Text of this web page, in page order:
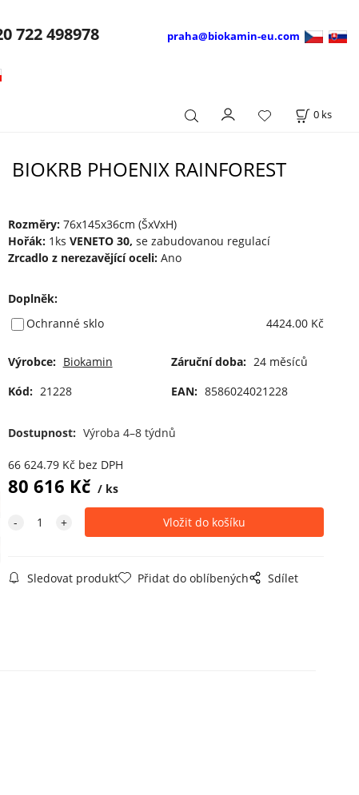
722 498978 praha@biokamin-eu.com
0 ks
BIOKRB PHOENIX RAINFOREST
Rozměry:76x145x36cm (ŠxVxH)
Hořák:1ks VENETO 30, se zabudovanou regulací
Zrcadlo z nerezavějící oceli:Ano
Doplněk:
Ochranné sklo
4424.00 Kč
Výrobce: Biokamin Záruční doba: 24 měsíců
Kód: 21228 EAN: 8586024021228
Dostupnost: Výroba 4–8 týdnů
66 624.79Kč bez DPH
80 616 Kč ks
Sledovat produkt Přidat do oblíbených Sdílet